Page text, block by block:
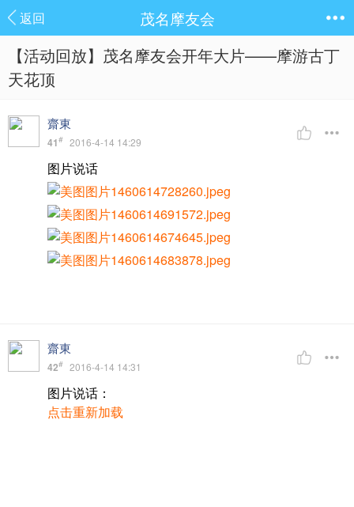
返回 茂名摩友会
【活动回放】茂名摩友会开年大片——摩游古丁
天花顶
齋東
41# 2016-4-14 14:29
图片说话
齋東
42# 2016-4-14 14:31
图片说话：
点击重新加载